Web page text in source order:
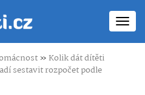
»Kolik dát dítěti
sestavit rozpočet podle